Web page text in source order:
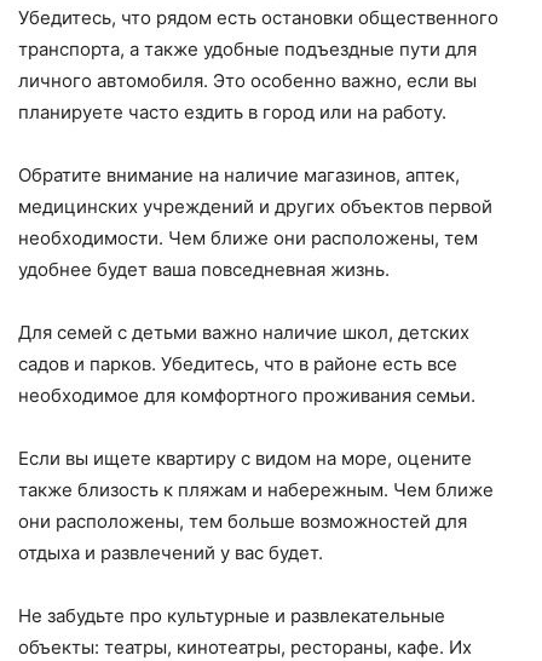
Убедитесь, что рядом есть остановки общественного
транспорта, а также удобные подъездные пути для
личного автомобиля. Это особенно важно, если вы
планируете часто ездить в город или на работу.
Обратите внимание на наличие магазинов, аптек,
медицинских учреждений и других объектов первой
необходимости. Чем ближе они расположены, тем
удобнее будет ваша повседневная жизнь.
Для семей с детьми важно наличие школ, детских
садов и парков. Убедитесь, что в районе есть все
необходимое для комфортного проживания семьи.
Если вы ищете квартиру с видом на море, оцените
также близость к пляжам и набережным. Чем ближе
они расположены, тем больше возможностей для
отдыха и развлечений у вас будет.
Не забудьте про культурные и развлекательные
объекты: театры, кинотеатры, рестораны, кафе. Их